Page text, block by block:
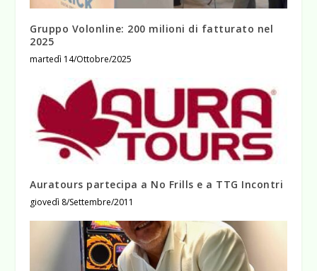
Gruppo Volonline: 200 milioni di fatturato nel
2025
martedì 14/Ottobre/2025
Auratours partecipa a No Frills e a TTG Incontri
giovedì 8/Settembre/2011